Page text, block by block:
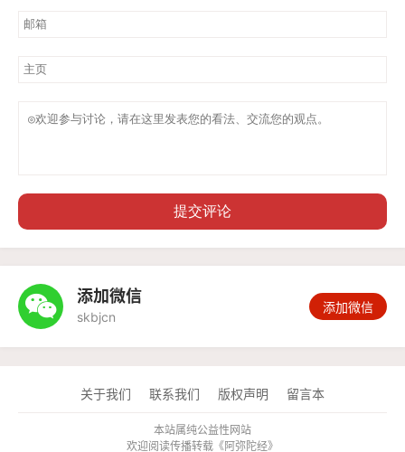
提交评论
 添加微信
skbjcn
添加微信
关于我们 联系我们 版权声明 留言本
本站属纯公益性网站
欢迎阅读传播转载《阿弥陀经》